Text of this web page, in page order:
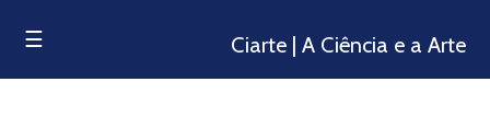
☰ Ciarte | A Ciência e a Arte